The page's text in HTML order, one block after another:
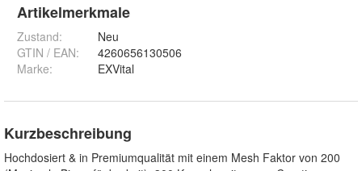
Artikelmerkmale
Zustand:
Neu
GTIN / EAN:
4260656130506
Marke:
EXVital
Kurzbeschreibung
Hochdosiert & in Premiumqualität mit einem Mesh Faktor von 200